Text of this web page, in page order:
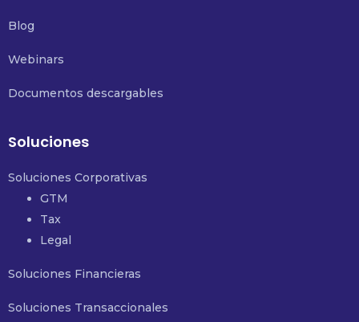
Blog
Webinars
Documentos descargables
Soluciones
Soluciones Corporativas
GTM
Tax
Legal
Soluciones Financieras
Soluciones Transaccionales